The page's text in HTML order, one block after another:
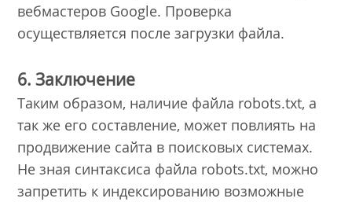
вебмастеров Google. Проверка
осуществляется после загрузки файла.
6. Заключение
Таким образом, наличие файла robots.txt, а
так же его составление, может повлиять на
продвижение сайта в поисковых системах.
Не зная синтаксиса файла robots.txt, можно
запретить к индексированию возможные